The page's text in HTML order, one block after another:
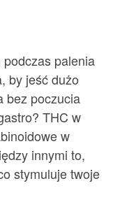
podczas palenia
by jeść dużo
bez poczucia
THC w
w
innymi to,
stymuluje twoje